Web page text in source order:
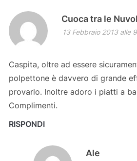
Cuoca tra le
13 Febbraio 2013 alle
Caspita, oltre ad essere
polpettone è davvero di grande
provarlo. Inoltre adoro i piatti a
Complimenti.
RISPONDI
Ale